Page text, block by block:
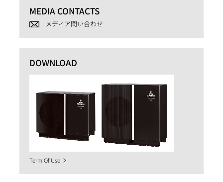
MEDIA CONTACTS
メディア問い合わせ
DOWNLOAD
Term Of Use